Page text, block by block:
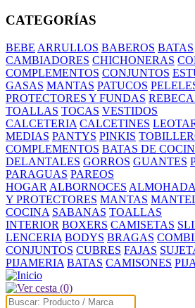
CATEGORÍAS
BEBE ARRULLOS BABEROS BATAS
CAMBIADORES CHICHONERAS
COMPLEMENTOS CONJUNTOS
GASAS MANTAS PATUCOS
PROTECTORES Y FUNDAS
TOALLAS TOCAS VESTIDOS
CALCETERIA CALCETINES
MEDIAS PANTYS PINKIS
COMPLEMENTOS BATAS DE
DELANTALES GORROS GUANTES
PARAGUAS PAREOS
HOGAR ALBORNOCES
Y PROTECTORES MANTAS
COCINA SABANAS TOALLAS
INTERIOR BOXERS CAMISETAS
LENCERIA BODYS BRAGAS
CONJUNTOS CUBRES FAJAS
PIJAMERIA BATAS CAMISONES
(0)